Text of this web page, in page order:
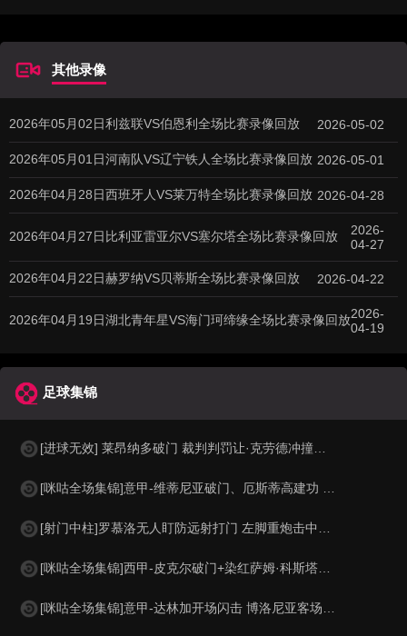
其他录像
2026年05月02日利兹联VS伯恩利全场比赛录像回放 2026-05-02
2026年05月01日河南队VS辽宁铁人全场比赛录像回放 2026-05-01
2026年04月28日西班牙人VS莱万特全场比赛录像回放 2026-04-28
2026年04月27日比利亚雷亚尔VS塞尔塔全场比赛录像回放
2026-
04-27
2026年04月22日赫罗纳VS贝蒂斯全场比赛录像回放 2026-04-22
2026年04月19日湖北青年星VS海门珂缔缘全场比赛录像回放2026-
04-19
足球集锦
[进球无效] 莱昂纳多破门 裁判判罚让·克劳德冲撞李昊 进球无效
[咪咕全场集锦]意甲-维蒂尼亚破门、厄斯蒂高建功 热那亚客场2-0维罗纳
[射门中柱]罗慕洛无人盯防远射打门 左脚重炮击中立柱外侧
[咪咕全场集锦]西甲-皮克尔破门+染红萨姆·科斯塔建功 马略卡2-1逆转西班牙人
[咪咕全场集锦]意甲-达林加开场闪击 博洛尼亚客场1-0萨索洛